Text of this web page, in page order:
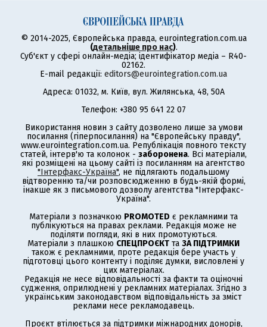
© 2014-2025, Європейська правда, eurointegration.com.ua
(детальніше про нас).
Суб'єкт у сфері онлайн-медіа; ідентифікатор медіа – R40-
02162.
E-mail редакції: editors@eurointegration.com.ua
Адреса: 01032, м. Київ, вул. Жилянська, 48, 50А
Телефон: +380 95 641 22 07
Використання новин з сайту дозволено лише за умови
посилання (гіперпосилання) на "Європейську правду",
www.eurointegration.com.ua. Републікація повного тексту
статей, інтерв'ю та колонок - заборонена. Всі матеріали,
які розміщені на цьому сайті із посиланням на агентство
"Інтерфакс-Україна", не підлягають подальшому
відтворенню та/чи розповсюдженню в будь-якій формі,
інакше як з письмового дозволу агентства "Інтерфакс-
Україна".
Матеріали з позначкою PROMOTED є рекламними та
публікуються на правах реклами. Редакція може не
поділяти погляди, які в них промотуються.
Матеріали з плашкою СПЕЦПРОЄКТ та ЗА ПІДТРИМКИ
також є рекламними, проте редакція бере участь у
підготовці цього контенту і поділяє думки, висловлені у
цих матеріалах.
Редакція не несе відповідальності за факти та оціночні
судження, оприлюднені у рекламних матеріалах. Згідно з
українським законодавством відповідальність за зміст
реклами несе рекламодавець.
Проєкт втілюється за підтримки міжнародних донорів,